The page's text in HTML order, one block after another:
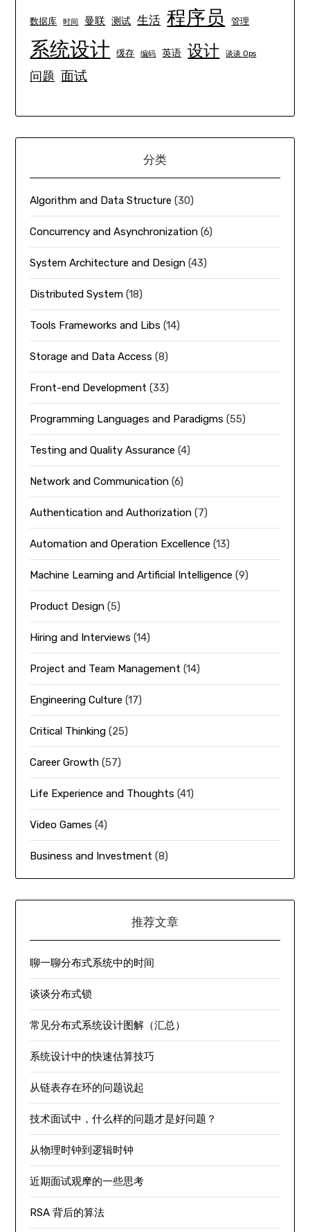
数据库 时间 曼联 测试 生活 程序员 管理
系统设计 缓存 编码 英语 设计 谈谈 Ops
问题 面试
分类
Algorithm and Data Structure (30)
Concurrency and Asynchronization (6)
System Architecture and Design (43)
Distributed System (18)
Tools Frameworks and Libs (14)
Storage and Data Access (8)
Front-end Development (33)
Programming Languages and Paradigms (55)
Testing and Quality Assurance (4)
Network and Communication (6)
Authentication and Authorization (7)
Automation and Operation Excellence (13)
Machine Learning and Artificial Intelligence (9)
Product Design (5)
Hiring and Interviews (14)
Project and Team Management (14)
Engineering Culture (17)
Critical Thinking (25)
Career Growth (57)
Life Experience and Thoughts (41)
Video Games (4)
Business and Investment (8)
推荐文章
聊一聊分布式系统中的时间
谈谈分布式锁
常见分布式系统设计图解（汇总）
系统设计中的快速估算技巧
从链表存在环的问题说起
技术面试中，什么样的问题才是好问题？
从物理时钟到逻辑时钟
近期面试观摩的一些思考
RSA 背后的算法